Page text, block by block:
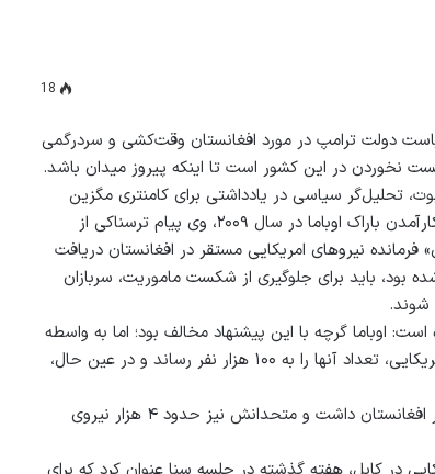
18
دولت ترامپ در مورد افغانستان وقت‌‌کشی و سردرگمی
نخوردن در این کشور است تا اینکه پیروز میدان باشد.
تحلیل‌گر سیاسی در یادداشتی برای کامنتری مگزین
نوشت: ۷ ماه پس از روی کارآمدن باراک اوباما در سال ۲۰۰۹، وی پیام ترسناکی از
فرمانده نیروهای امریکایی مستقر در افغانستان دریافت
بود، باید برای جلوگیری از شکست ماموریت، سربازان
شوند.
اوباما گرچه با این پیشنهاد مخالف بود؛ اما به واسطه
فشاری که از جانب ارتش متحمل شد، در نهایت با ۳ برابر کردن شمار نیروهای امریکایی، تعداد آنها را به ۱۰۰ هزار نفر رساند و در عین حال،
تا ماه گذشته که اوباما کاخ سفید را ترک کرد، امریکا تنها ۸۴۰۰ سرباز باقیمانده در افغانستان داشت و متحدانش نیز حدود ۴ هزار نیروی